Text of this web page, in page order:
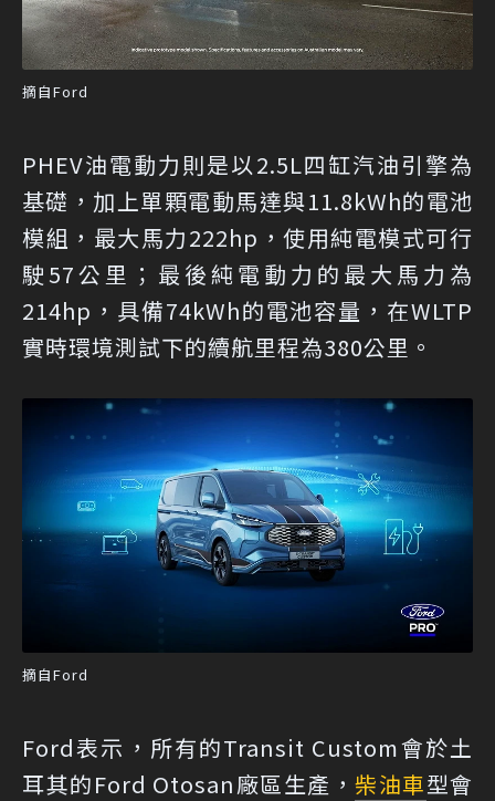
摘自Ford
PHEV油電動力則是以2.5L四缸汽油引擎為
基礎，加上單顆電動馬達與11.8kWh的電池
模組，最大馬力222hp，使用純電模式可行
駛57公里；最後純電動力的最大馬力為
214hp，具備74kWh的電池容量，在WLTP
實時環境測試下的續航里程為380公里。
摘自Ford
Ford表示，所有的Transit Custom會於土
耳其的Ford Otosan廠區生產， 柴油車型會